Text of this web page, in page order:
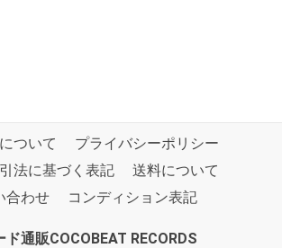
ついて
プライバシーポリシー
法に基づく表記
送料について
合わせ
コンディション表記
ド通販COCOBEAT RECORDS